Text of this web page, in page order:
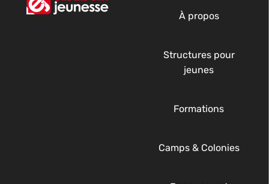
À propos
Structures pour
jeunes
Formations
Camps & Colonies